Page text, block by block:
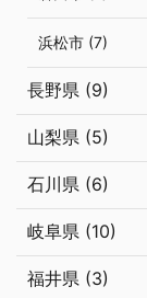
浜松市 (7)
長野県 (9)
山梨県 (5)
石川県 (6)
岐阜県 (10)
福井県 (3)